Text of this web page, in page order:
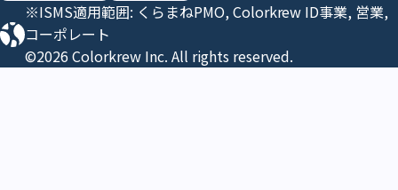
※ISMS適用範囲: くらまねPMO, Colorkrew ID事業, 営業,
コーポレート
©2026 Colorkrew Inc. All rights reserved.